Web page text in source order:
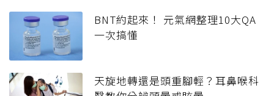
BNT約起來！ 元氣網整理10大QA
一次搞懂
天旋地轉還是頭重腳輕？耳鼻喉科